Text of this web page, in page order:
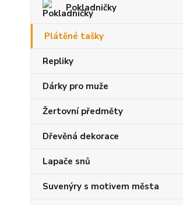
Pokladničky
Plátěné tašky
Repliky
Dárky pro muže
Žertovní předměty
Dřevěná dekorace
Lapače snů
Suvenýry s motivem města